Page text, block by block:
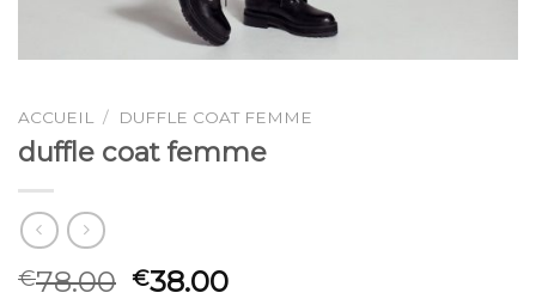
ACCUEIL / DUFFLE COAT FEMME
duffle coat femme
€78.00 €38.00